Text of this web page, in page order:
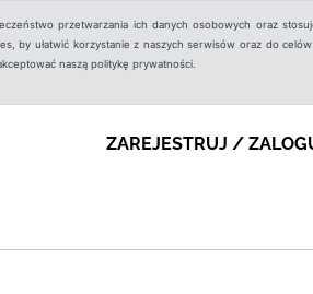
przetwarzania ich danych osobowych oraz
by ułatwić korzystanie z naszych serwisów oraz do
naszą politykę prywatności.
ZAREJESTRUJ /